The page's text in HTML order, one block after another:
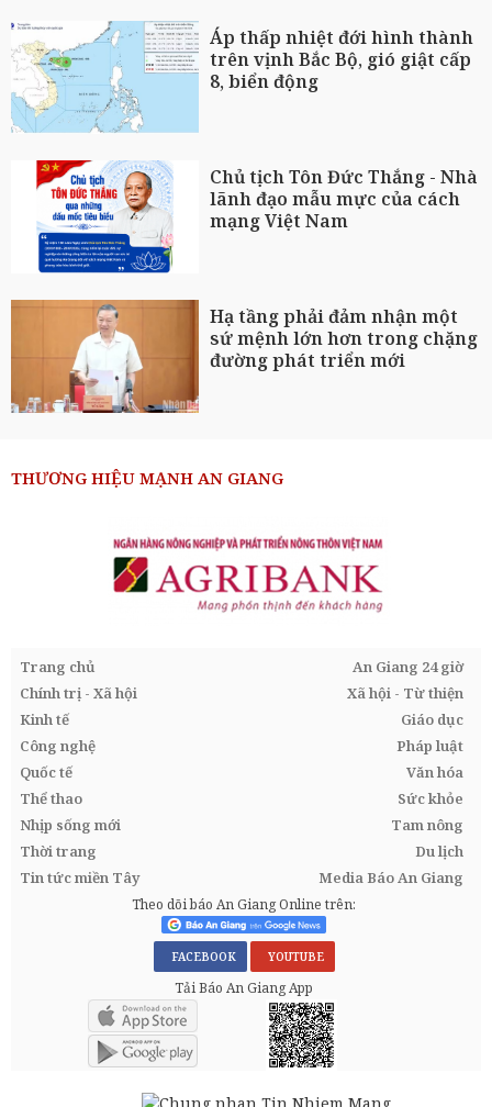
Áp thấp nhiệt đới hình thành
trên vịnh Bắc Bộ, gió giật cấp
8, biển động
Chủ tịch Tôn Đức Thắng - Nhà
lãnh đạo mẫu mực của cách
mạng Việt Nam
Hạ tầng phải đảm nhận một
sứ mệnh lớn hơn trong chặng
đường phát triển mới
THƯƠNG HIỆU MẠNH AN GIANG
Trang chủ
An Giang 24 giờ
Chính trị - Xã hội
Xã hội - Từ thiện
Kinh tế
Giáo dục
Công nghệ
Pháp luật
Quốc tế
Văn hóa
Thể thao
Sức khỏe
Nhịp sống mới
Tam nông
Thời trang
Du lịch
Tin tức miền Tây
Media Báo An Giang
Theo dõi báo An Giang Online trên:
FACEBOOK YOUTUBE
Tải Báo An Giang App